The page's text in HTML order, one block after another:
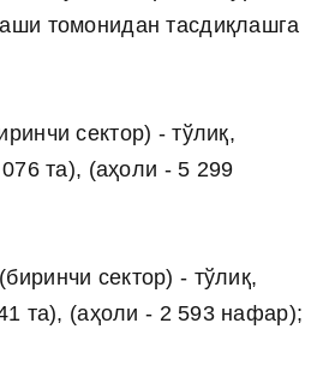
томонидан тасдиқлашга
сектор) - тўлиқ,
та), (аҳоли - 5 299
сектор) - тўлиқ,
та), (аҳоли - 2 593 нафар);